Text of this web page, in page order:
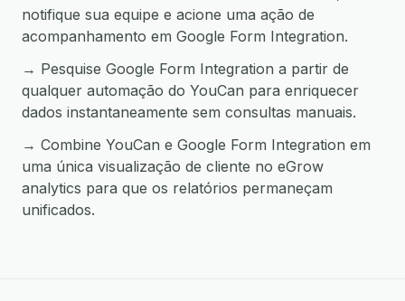
notifique sua equipe e acione uma ação de
acompanhamento em Google Form Integration.
→ Pesquise Google Form Integration a partir de
qualquer automação do YouCan para enriquecer
dados instantaneamente sem consultas manuais.
→ Combine YouCan e Google Form Integration em
uma única visualização de cliente no eGrow
analytics para que os relatórios permaneçam
unificados.